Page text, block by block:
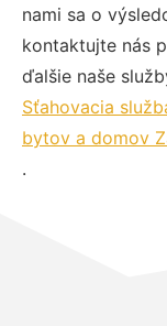
nami sa o
kontaktujte nás
ďalšie naše
Sťahovacia
bytov a domov
.